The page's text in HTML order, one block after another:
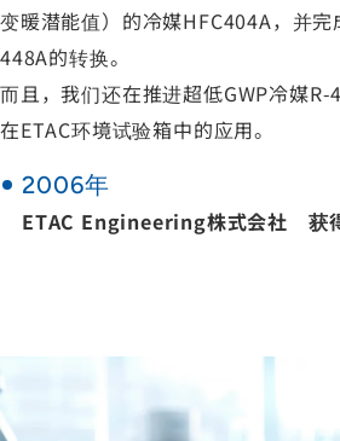
变暖潜能值）的冷媒HFC404A，并完
448A的转换。
而且，我们还在推进超低GWP冷媒
在ETAC环境试验箱中的应用。
2006年
ETAC Engineering株式会社 获